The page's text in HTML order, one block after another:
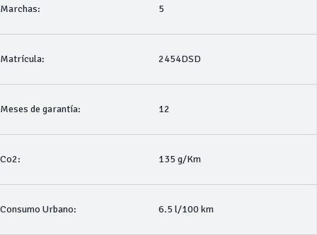
Marchas: 5
Matrícula: 2454DSD
Meses de garantía: 12
Co2: 135 g/Km
Consumo Urbano: 6.5 l/100 km